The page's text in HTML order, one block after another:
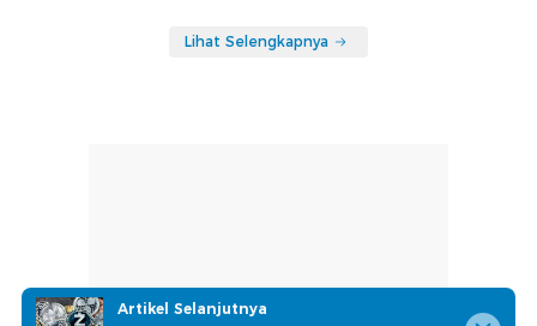
Lihat Selengkapnya
Artikel Selanjutnya